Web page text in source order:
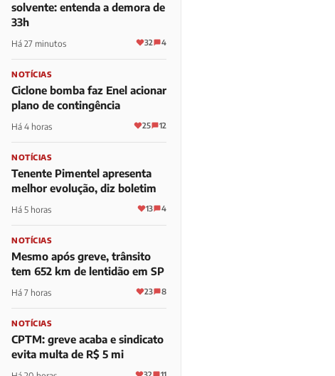
solvente: entenda a demora de
33h
Há 27 minutos 32 4
NOTÍCIAS
Ciclone bomba faz Enel acionar
plano de contingência
Há 4 horas 25 12
NOTÍCIAS
Tenente Pimentel apresenta
melhor evolução, diz boletim
Há 5 horas 13 4
NOTÍCIAS
Mesmo após greve, trânsito
tem 652 km de lentidão em SP
Há 7 horas 23 8
NOTÍCIAS
CPTM: greve acaba e sindicato
evita multa de R$ 5 mi